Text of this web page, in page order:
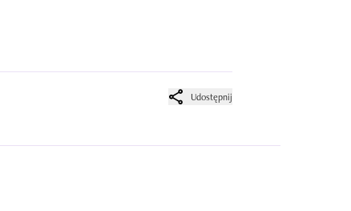
Udostępnij